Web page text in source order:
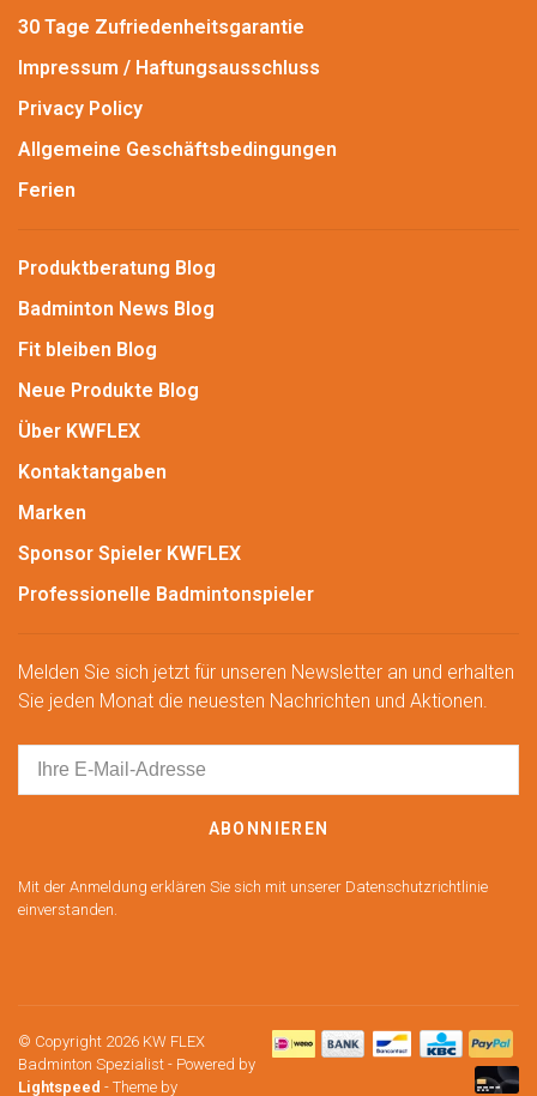
30 Tage Zufriedenheitsgarantie
Impressum / Haftungsausschluss
Privacy Policy
Allgemeine Geschäftsbedingungen
Ferien
Produktberatung Blog
Badminton News Blog
Fit bleiben Blog
Neue Produkte Blog
Über KWFLEX
Kontaktangaben
Marken
Sponsor Spieler KWFLEX
Professionelle Badmintonspieler
Melden Sie sich jetzt für unseren Newsletter an und erhalten
Sie jeden Monat die neuesten Nachrichten und Aktionen.
ABONNIEREN
Mit der Anmeldung erklären Sie sich mit unserer Datenschutzrichtlinie
einverstanden.
© Copyright 2026 KW FLEX
Badminton Spezialist - Powered by
Lightspeed - Theme by